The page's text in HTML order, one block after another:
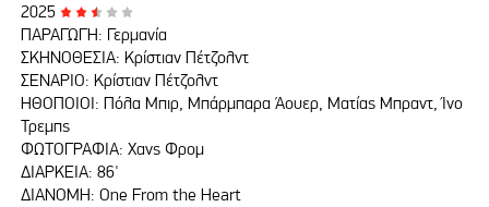
2025
ΠΑΡΑΓΩΓΗ: Γερμανία
ΣΚΗΝΟΘΕΣΙΑ: Κρίστιαν Πέτζολντ
ΣΕΝΑΡΙΟ: Κρίστιαν Πέτζολντ
ΗΘΟΠΟΙΟΙ: Πόλα Μπιρ, Μπάρμπαρα Άουερ, Ματίας Μπραντ, Ίνο
Τρεμπς
ΦΩΤΟΓΡΑΦΙΑ: Χανς Φρομ
ΔΙΑΡΚΕΙΑ: 86'
ΔΙΑΝΟΜΗ: One From the Heart